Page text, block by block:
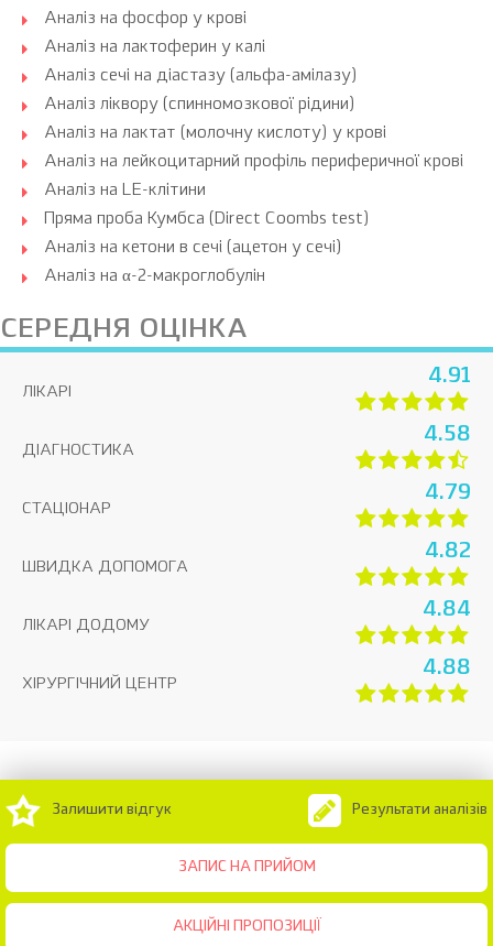
Аналіз на фосфор у крові
Аналіз на лактоферин у калі
Аналіз сечі на діастазу (альфа-амілазу)
Аналіз ліквору (спинномозкової рідини)
Аналіз на лактат (молочну кислоту) у крові
Аналіз на лейкоцитарний профіль периферичної крові
Аналіз на LE-клітини
Пряма проба Кумбса (Direct Coombs test)
Аналіз на кетони в сечі (ацетон у сечі)
Аналіз на α-2-макроглобулін
СЕРЕДНЯ ОЦІНКА
ЛІКАРІ
4.91
ДІАГНОСТИКА
4.58
СТАЦІОНАР
4.79
ШВИДКА ДОПОМОГА
4.82
ЛІКАРІ ДОДОМУ
4.84
ХІРУРГІЧНИЙ ЦЕНТР
4.88
ЗАПИС НА ПРИЙОМ
Залишити відгук Результати аналізів
АКЦІЙНІ ПРОПОЗИЦІЇ